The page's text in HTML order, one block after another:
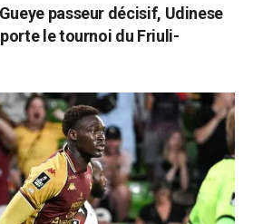
passeur décisif, Udinese
le tournoi du Friuli-